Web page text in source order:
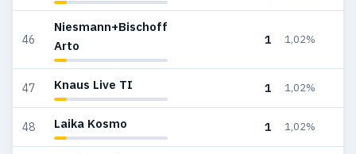
46
Niesmann+Bischoff
Arto
1 1,02%
47 Knaus Live TI 1 1,02%
48 Laika Kosmo 1 1,02%